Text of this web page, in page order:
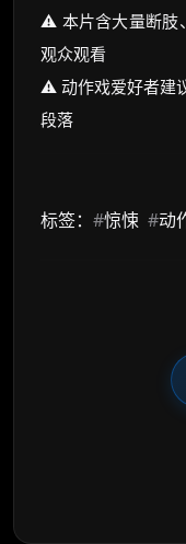
⚠️ 本片含大量断肢
观众观看
⚠️ 动作戏爱好者建
段落
标签： #惊悚 #动